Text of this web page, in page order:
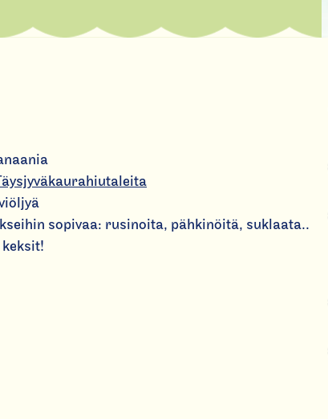
sopivaa: rusinoita, pähkinöitä, suklaata..